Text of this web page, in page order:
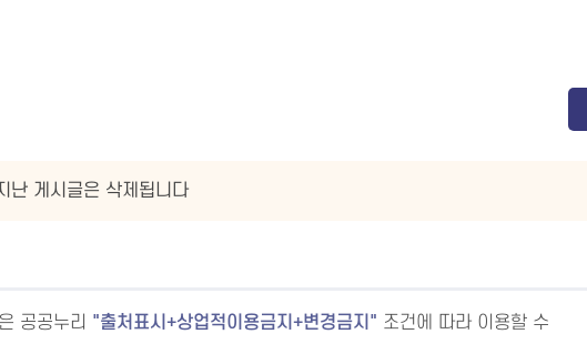
난 게시글은 삭제됩니다
공공누리 출처표시+상업적이용금지+변경금지
조건에 따라 이용할 수